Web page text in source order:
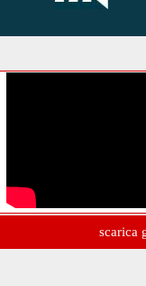
scarica